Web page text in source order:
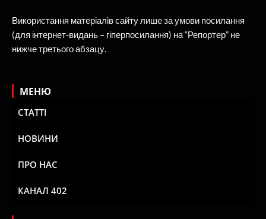
Використання матеріалів сайту лише за умови посилання
(для інтернет-видань – гіперпосилання) на “Репортер” не
нижче третього абзацу.
МЕНЮ
СТАТТІ
НОВИНИ
ПРО НАС
КАНАЛ 402